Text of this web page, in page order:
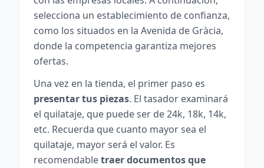
selecciona un establecimiento de confianza,
como los situados en la Avenida de Gràcia,
donde la competencia garantiza mejores
ofertas.
Una vez en la tienda, el primer paso es
presentar tus piezas. El tasador examinará
el quilataje, que puede ser de 24k, 18k, 14k,
etc. Recuerda que cuanto mayor sea el
quilataje, mayor será el valor. Es
recomendabletraer documentos que